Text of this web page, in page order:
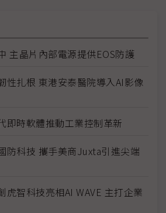
主晶片內部電源提供EOS防護
性扎根 東港安泰醫院導入AI影像
即時軟體推動工業控制革新
防科技 攜手美商Juxta引進尖端
虎智科技亮相AI WAVE 主打企業